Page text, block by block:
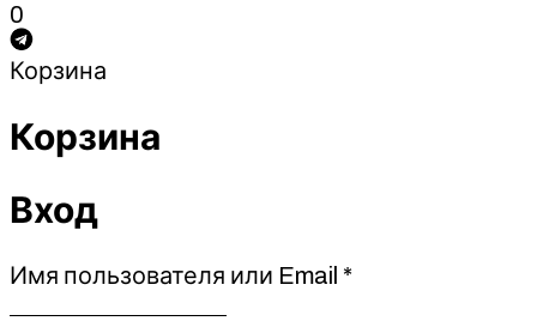
0
Корзина
Корзина
Вход
Имя пользователя или Email *Обязательно